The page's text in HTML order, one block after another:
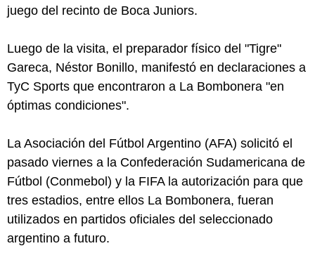
juego del recinto de Boca Juniors.
Luego de la visita, el preparador físico del "Tigre"
Gareca, Néstor Bonillo, manifestó en declaraciones a
TyC Sports que encontraron a La Bombonera "en
óptimas condiciones".
La Asociación del Fútbol Argentino (AFA) solicitó el
pasado viernes a la Confederación Sudamericana de
Fútbol (Conmebol) y la FIFA la autorización para que
tres estadios, entre ellos La Bombonera, fueran
utilizados en partidos oficiales del seleccionado
argentino a futuro.